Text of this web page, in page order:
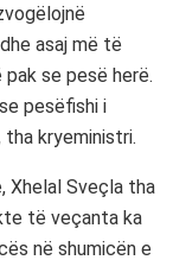
asaj më të
se pesë herë.
pesëfishi i
kryeministri.
Xhelal Sveçla tha
të veçanta ka
në shumicën e